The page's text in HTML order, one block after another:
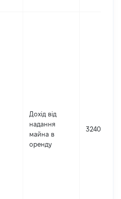
Дохід від
надання
майна в
оренду
324000